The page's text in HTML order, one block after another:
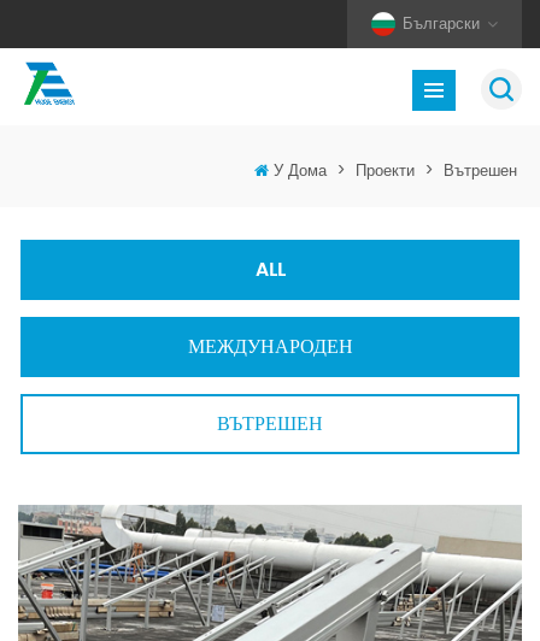
Български
У Дома > Проекти > Вътрешен
ALL
МЕЖДУНАРОДЕН
ВЪТРЕШЕН